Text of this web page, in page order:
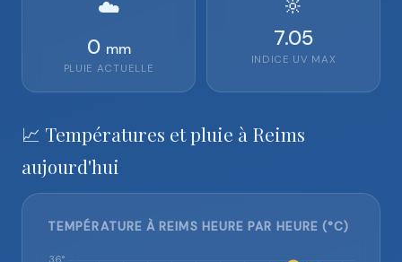
☁️
0 mm
PLUIE ACTUELLE
🔆
7.05
INDICE UV MAX
📈 Températures et pluie à Reims
aujourd'hui
TEMPÉRATURE À REIMS HEURE PAR HEURE (°C)